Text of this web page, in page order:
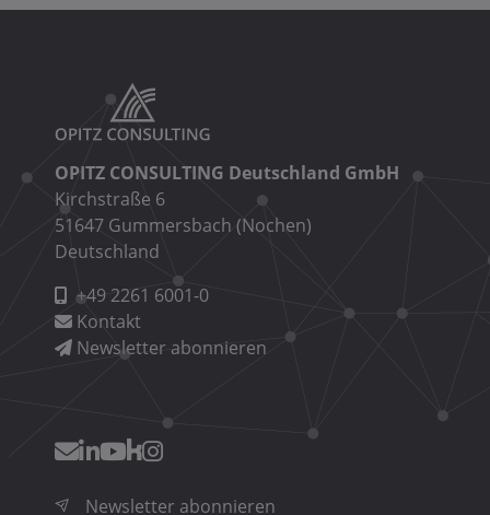
OPITZ CONSULTING Deutschland GmbH
Kirchstraße 6
51647 Gummersbach (Nochen)
Deutschland
+49 2261 6001-0
Kontakt
Newsletter abonnieren
Newsletter abonnieren